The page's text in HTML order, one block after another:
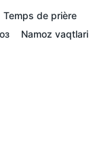
Temps de prière
Namoz vaqtlari